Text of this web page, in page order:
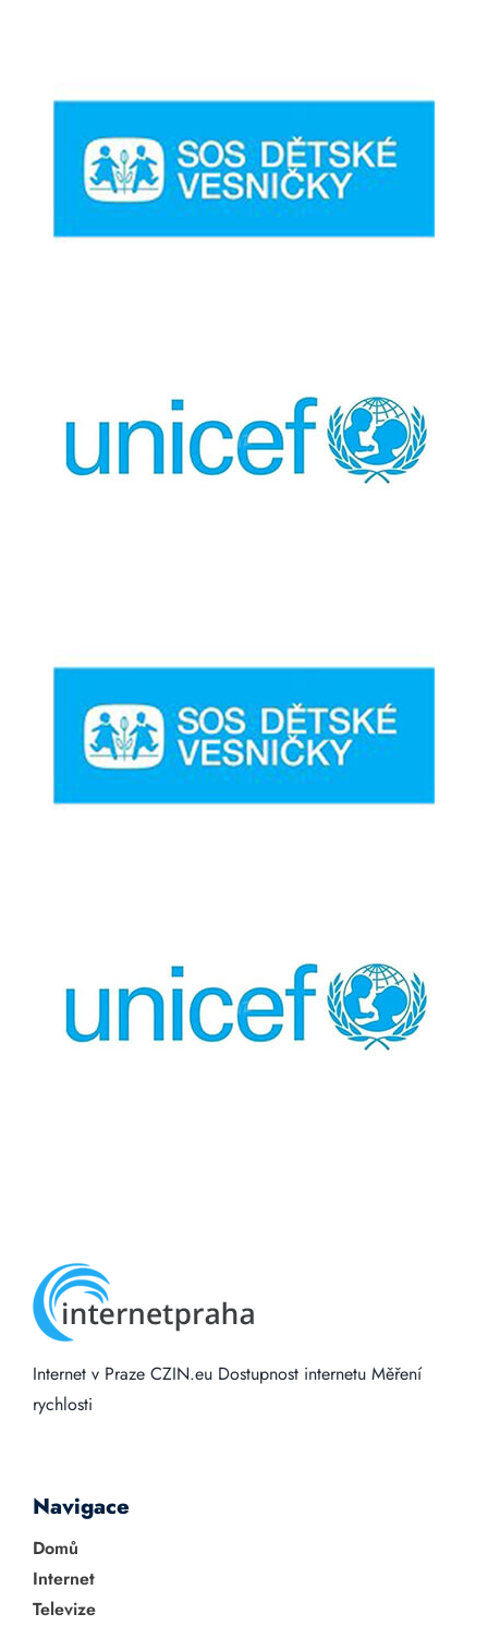
Internet v Praze CZIN.eu Dostupnost internetu Měření
rychlosti
Navigace
Domů
Internet
Televize